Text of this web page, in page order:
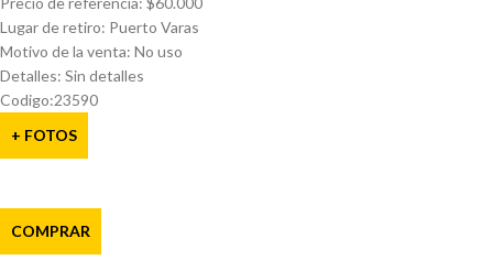
Lugar de retiro: Puerto Varas
Motivo de la venta: No uso
Detalles: Sin detalles
Codigo:23590
+ FOTOS
COMPRAR